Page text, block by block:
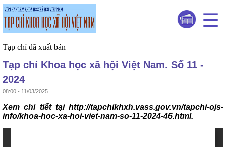
Tạp chí đã xuất bản
Tạp chí Khoa học xã hội Việt Nam. Số 11 -
2024
08:00 - 11/03/2025
Xem chi tiết tại http://tapchikhxh.vass.gov.vn/tapchi-ojs-
info/khoa-hoc-xa-hoi-viet-nam-so-11-2024-46.html.